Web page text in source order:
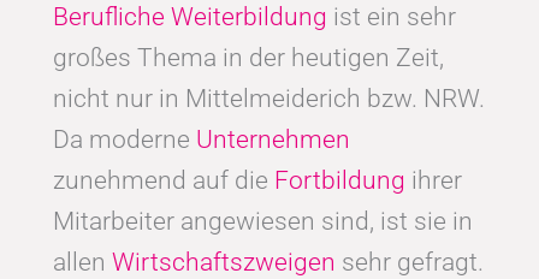
Berufliche Weiterbildung ist ein sehr
großes Thema in der heutigen Zeit,
nicht nur in Mittelmeiderich bzw. NRW.
Da moderne Unternehmen
zunehmend auf die Fortbildung ihrer
Mitarbeiter angewiesen sind, ist sie in
allen Wirtschaftszweigen sehr gefragt.